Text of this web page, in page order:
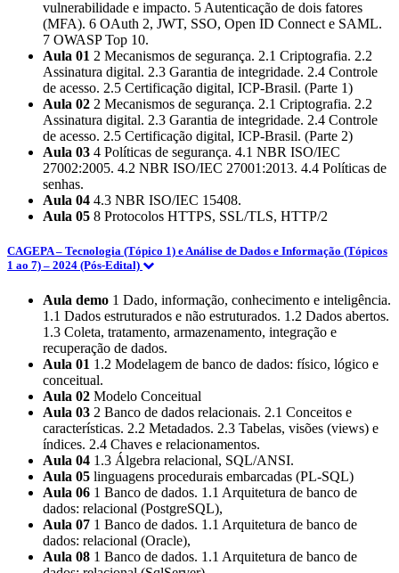
vulnerabilidade e impacto. 5 Autenticação de dois fatores
(MFA). 6 OAuth 2, JWT, SSO, Open ID Connect e SAML.
7 OWASP Top 10.
Aula 01 2 Mecanismos de segurança. 2.1 Criptografia. 2.2
Assinatura digital. 2.3 Garantia de integridade. 2.4 Controle
de acesso. 2.5 Certificação digital, ICP-Brasil. (Parte 1)
Aula 02 2 Mecanismos de segurança. 2.1 Criptografia. 2.2
Assinatura digital. 2.3 Garantia de integridade. 2.4 Controle
de acesso. 2.5 Certificação digital, ICP-Brasil. (Parte 2)
Aula 03 4 Políticas de segurança. 4.1 NBR ISO/IEC
27002:2005. 4.2 NBR ISO/IEC 27001:2013. 4.4 Políticas de
senhas.
Aula 04 4.3 NBR ISO/IEC 15408.
Aula 05 8 Protocolos HTTPS, SSL/TLS, HTTP/2
CAGEPA – Tecnologia (Tópico 1) e Análise de Dados e Informação (Tópicos
1 ao 7) – 2024 (Pós-Edital)
Aula demo 1 Dado, informação, conhecimento e inteligência.
1.1 Dados estruturados e não estruturados. 1.2 Dados abertos.
1.3 Coleta, tratamento, armazenamento, integração e
recuperação de dados.
Aula 01 1.2 Modelagem de banco de dados: físico, lógico e
conceitual.
Aula 02 Modelo Conceitual
Aula 03 2 Banco de dados relacionais. 2.1 Conceitos e
características. 2.2 Metadados. 2.3 Tabelas, visões (views) e
índices. 2.4 Chaves e relacionamentos.
Aula 04 1.3 Álgebra relacional, SQL/ANSI.
Aula 05 linguagens procedurais embarcadas (PL-SQL)
Aula 06 1 Banco de dados. 1.1 Arquitetura de banco de
dados: relacional (PostgreSQL),
Aula 07 1 Banco de dados. 1.1 Arquitetura de banco de
dados: relacional (Oracle),
Aula 08 1 Banco de dados. 1.1 Arquitetura de banco de